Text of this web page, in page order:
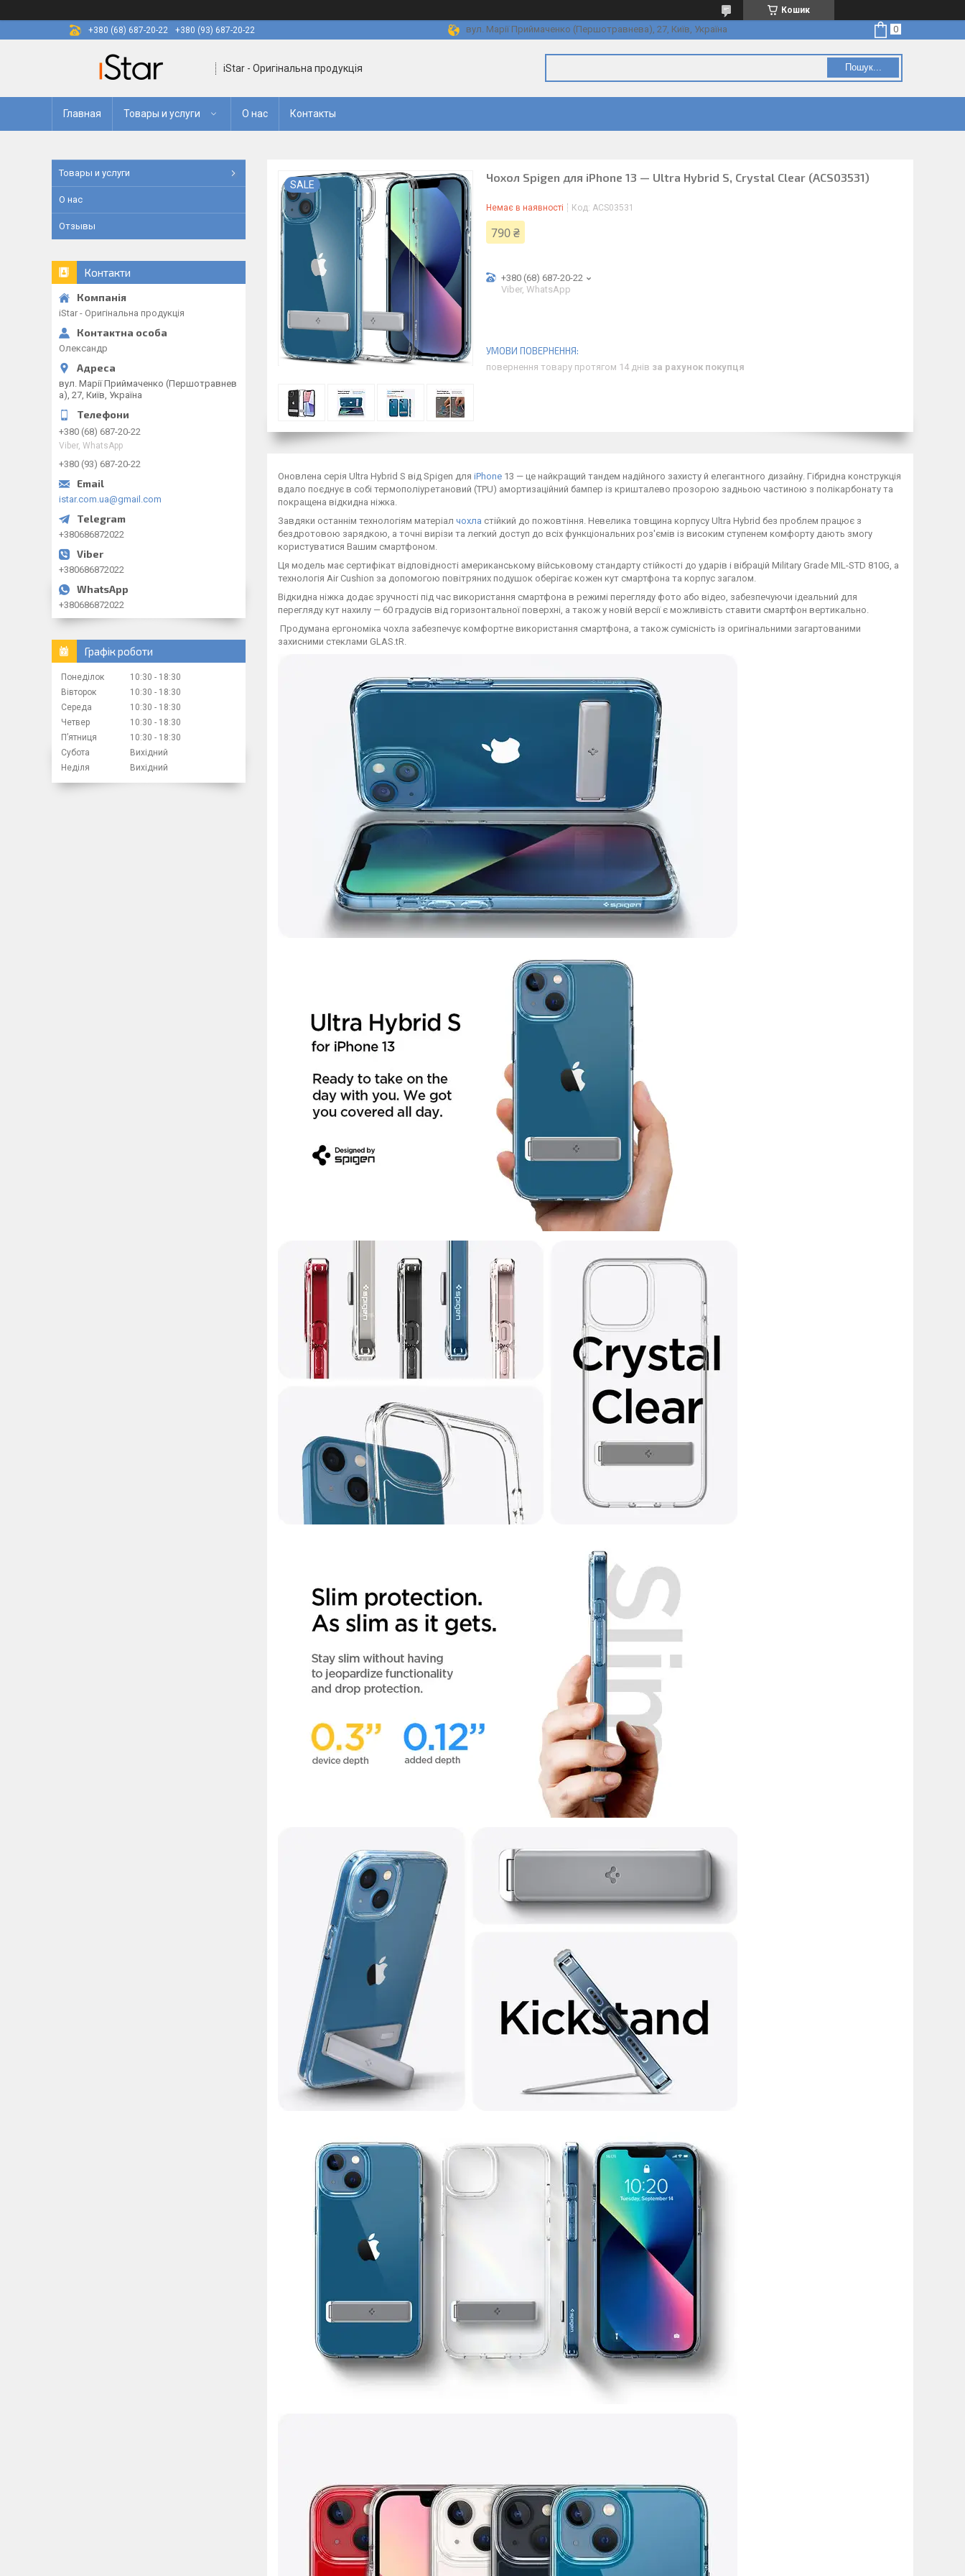
Кошик
+380 (68) 687-20-22
+380 (93) 687-20-22 вул. Марії Приймаченко (Першотравнева), 27, Київ, Україна
iStar - Оригінальна продукція Пошук...
Главная Товары и услуги О нас Контакты
SALE
Чохол Spigen для iPhone 13 — Ultra Hybrid S, Crystal Clear (ACS03531)
Немає в наявності Код: ACS03531
790 ₴
+380 (68) 687-20-22
Viber, WhatsApp
повернення товару протягом 14 днів за рахунок покупця
Оновлена серія Ultra Hybrid S від Spigen для iPhone 13 — це найкращий тандем надійного захисту й елегантного дизайну. Гібридна конструкція
вдало поєднує в собі термополіуретановий (TPU) амортизаційний бампер із кришталево прозорою задньою частиною з полікарбонату та
покращена відкидна ніжка.
Завдяки останнім технологіям матеріал чохла стійкий до пожовтіння. Невелика товщина корпусу Ultra Hybrid без проблем працює з
бездротовою зарядкою, а точні вирізи та легкий доступ до всіх функціональних роз'ємів із високим ступенем комфорту дають змогу
користуватися Вашим смартфоном.
Ця модель має сертифікат відповідності американському військовому стандарту стійкості до ударів і вібрацій Military Grade MIL-STD 810G, а
технологія Air Cushion за допомогою повітряних подушок оберігає кожен кут смартфона та корпус загалом.
Відкидна ніжка додає зручності під час використання смартфона в режимі перегляду фото або відео, забезпечуючи ідеальний для
перегляду кут нахилу — 60 градусів від горизонтальної поверхні, а також у новій версії є можливість ставити смартфон вертикально.
Продумана ергономіка чохла забезпечує комфортне використання смартфона, а також сумісність із оригінальними загартованими
захисними стеклами GLAS.tR.
Товары и услуги
О нас
Отзывы
Контакти
iStar - Оригінальна продукція
Олександр
вул. Марії Приймаченко (Першотравнев
а), 27, Київ, Україна
+380 (68) 687-20-22
Viber, WhatsApp
+380 (93) 687-20-22
istar.com.ua@gmail.com
+380686872022
+380686872022
+380686872022
Графік роботи
Понеділок 10:30
18:30
Вівторок
10:30
18:30
Середа
10:30
18:30
Четвер
10:30
18:30
Пʼятниця
10:30
18:30
Субота
Вихідний
Неділя
Вихідний